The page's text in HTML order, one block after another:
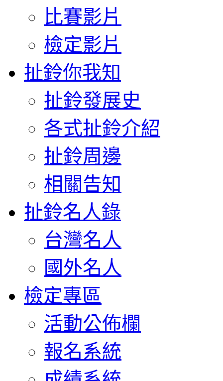
比賽影片
檢定影片
扯鈴你我知
扯鈴發展史
各式扯鈴介紹
扯鈴周邊
相關告知
扯鈴名人錄
台灣名人
國外名人
檢定專區
活動公佈欄
報名系統